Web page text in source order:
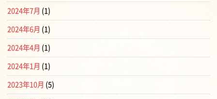
2024年7月 (1)
2024年6月 (1)
2024年4月 (1)
2024年1月 (1)
2023年10月 (5)